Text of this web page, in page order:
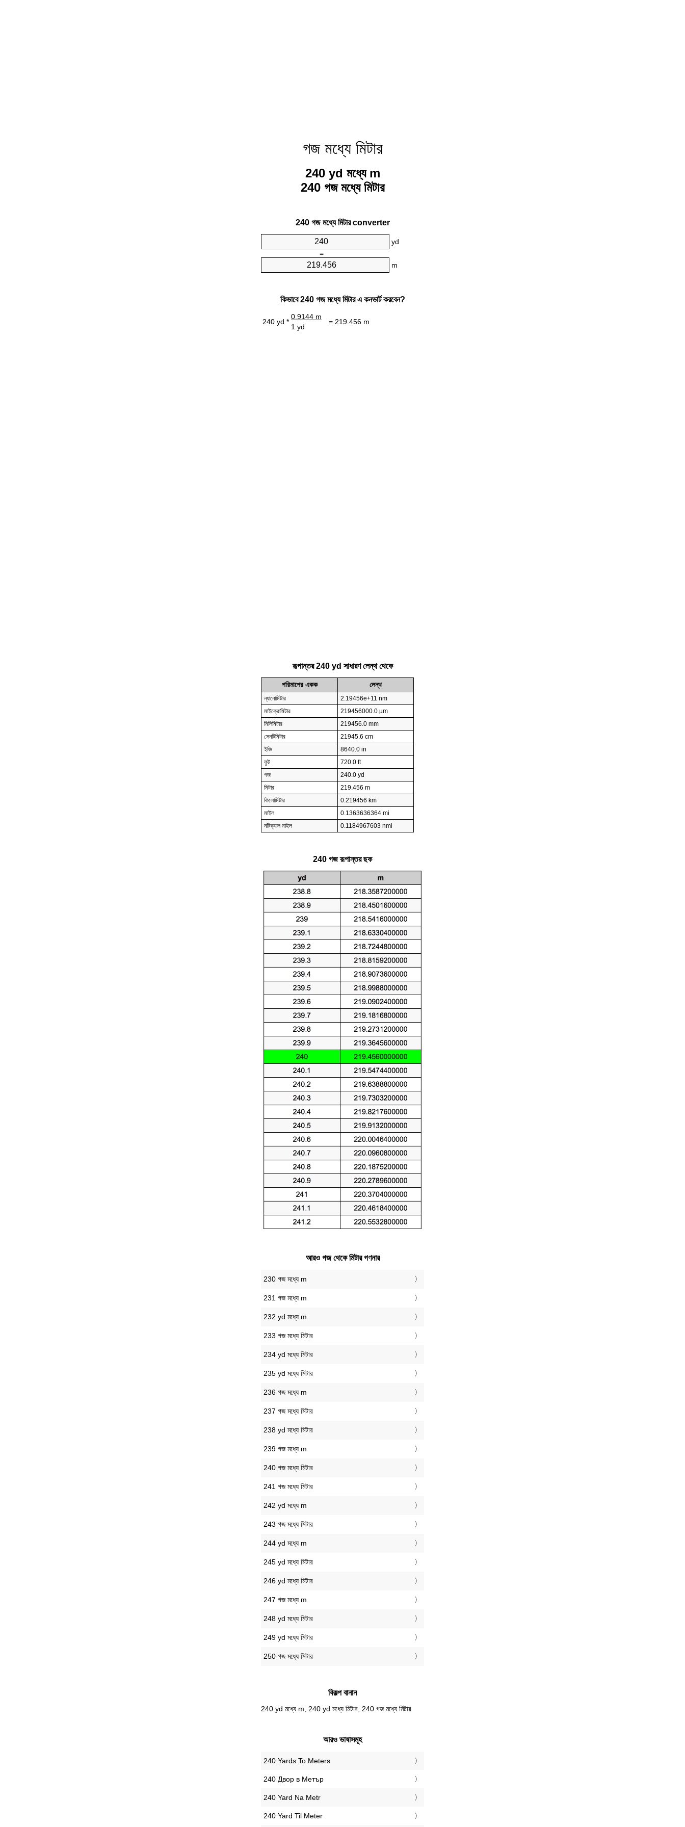
গজ মধ্যে মিটার
240 yd মধ্যে m
240 গজ মধ্যে মিটার
240 গজ মধ্যে মিটার converter
yd
=
m
কিভাবে 240 গজ মধ্যে মিটার এ কনভার্ট করবেন?
240 yd *
0.9144 m
= 219.456 m
1 yd
রূপান্তর 240 yd সাধারণ লেন্থ থেকে
পরিমাপের একক লেন্থ
ন্যানোমিটার
2.19456e+11 nm
মাইক্রোমিটার
219456000.0 µm
মিলিমিটার
219456.0 mm
সেনটিমিটার
21945.6 cm
ইঞ্চি
8640.0 in
ফুট
720.0 ft
গজ
240.0 yd
মিটার
219.456 m
কিলোমিটার
0.219456 km
মাইল
0.1363636364 mi
নটিক্যাল মাইল
0.1184967603 nmi
240 গজ রূপান্তর ছক
আরও গজ থেকে মিটার গণনার
230 গজ মধ্যে m
231 গজ মধ্যে m
232 yd মধ্যে m
233 গজ মধ্যে মিটার
234 yd মধ্যে মিটার
235 yd মধ্যে মিটার
236 গজ মধ্যে m
237 গজ মধ্যে মিটার
238 yd মধ্যে মিটার
239 গজ মধ্যে m
240 গজ মধ্যে মিটার
241 গজ মধ্যে মিটার
242 yd মধ্যে m
243 গজ মধ্যে মিটার
244 yd মধ্যে m
245 yd মধ্যে মিটার
246 yd মধ্যে মিটার
247 গজ মধ্যে m
248 yd মধ্যে মিটার
249 yd মধ্যে মিটার
250 গজ মধ্যে মিটার
বিকল্প বানান
240 yd মধ্যে m, 240 yd মধ্যে মিটার, 240 গজ মধ্যে মিটার
আরও ভাষাসমূহ
‎240 Yards To Meters
‎240 Двор в Метър
‎240 Yard Na Metr
‎240 Yard Til Meter